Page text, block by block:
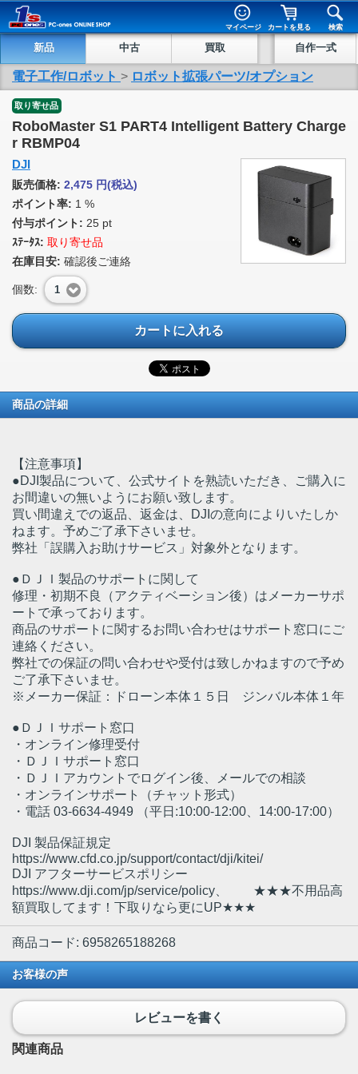
マイページ カートを見る 検索
新品 中古 買取 自作一式
電子工作/ロボット > ロボット拡張パーツ/オプション
取り寄せ品
RoboMaster S1 PART4 Intelligent Battery Charge
r RBMP04
DJI
販売価格: 2,475 円(税込)
ポイント率: 1 %
付与ポイント: 25 pt
ｽﾃｰﾀｽ: 取り寄せ品
在庫目安: 確認後ご連絡
個数: 1
カートに入れる
商品の詳細
【注意事項】
●DJI製品について、公式サイトを熟読いただき、ご購入に
お間違いの無いようにお願い致します。
買い間違えでの返品、返金は、DJIの意向によりいたしか
ねます。予めご了承下さいませ。
弊社「誤購入お助けサービス」対象外となります。
●ＤＪＩ製品のサポートに関して
修理・初期不良（アクティベーション後）はメーカーサポ
ートで承っております。
商品のサポートに関するお問い合わせはサポート窓口にご
連絡ください。
弊社での保証の問い合わせや受付は致しかねますので予め
ご了承下さいませ。
※メーカー保証：ドローン本体１５日 ジンバル本体１年
●ＤＪＩサポート窓口
・オンライン修理受付
・ＤＪＩサポート窓口
・ＤＪＩアカウントでログイン後、メールでの相談
・オンラインサポート（チャット形式）
・電話 03-6634-4949 （平日:10:00-12:00、14:00-17:00）
DJI 製品保証規定
https://www.cfd.co.jp/support/contact/dji/kitei/
DJI アフターサービスポリシー
https://www.dji.com/jp/service/policy、 ★★★不用品高
額買取してます！下取りなら更にUP★★★
商品コード: 6958265188268
お客様の声
レビューを書く
関連商品